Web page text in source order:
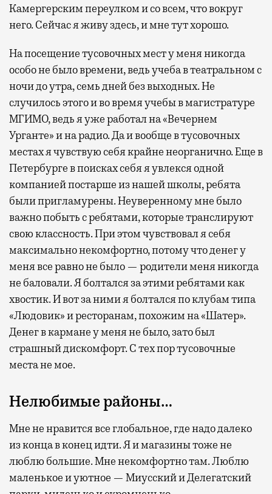
Камергерским переулком и со всем, что вокруг
него. Сейчас я живу здесь, и мне тут хорошо.
На посещение тусовочных мест у меня никогда
особо не было времени, ведь учеба в театральном с
ночи до утра, семь дней без выходных. Не
случилось этого и во время учебы в магистратуре
МГИМО, ведь я уже работал на «Вечернем
Урганте» и на радио. Да и вообще в тусовочных
местах я чувствую себя крайне неорганично. Еще в
Петербурге в поисках себя я увлекся одной
компанией постарше из нашей школы, ребята
были пригламурены. Неуверенному мне было
важно побыть с ребятами, которые транслируют
свою классность. При этом чувствовал я себя
максимально некомфортно, потому что денег у
меня все равно не было — родители меня никогда
не баловали. Я болтался за этими ребятами как
хвостик. И вот за ними я болтался по клубам типа
«Людовик» и ресторанам, похожим на «Шатер».
Денег в кармане у меня не было, зато был
страшный дискомфорт. С тех пор тусовочные
места не мое.
Нелюбимые районы…
Мне не нравится все глобальное, где надо далеко
из конца в конец идти. Я и магазины тоже не
люблю большие. Мне некомфортно там. Люблю
маленькое и уютное — Миусский и Делегатский